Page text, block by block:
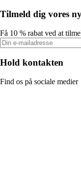
Tilmeld dig vores
Få 10 % rabat ved at
Hold kontakten
Find os på sociale medier